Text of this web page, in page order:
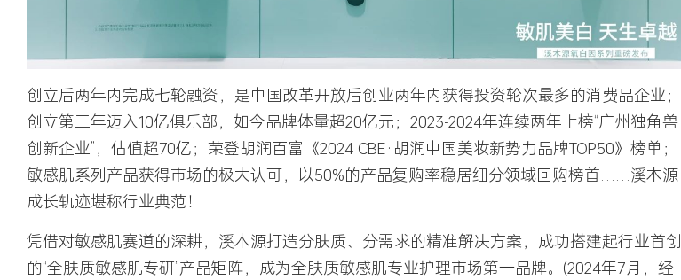
创立后两年内完成七轮融资，是中国改革开放后创业两年内获得投资轮次最多的消费品企业；
创立第三年迈入10亿俱乐部，如今品牌体量超20亿元；2023-2024年连续两年上榜“广州独角兽
创新企业”，估值超70亿；荣登胡润百富 《2024 CBE·胡润中国美妆新势力品牌TOP50》榜单；
敏感肌系列产品获得市场的极大认可，以50%的产品复购率稳居细分领域回购榜首……溪木源
成长轨迹堪称行业典范！
凭借对敏感肌赛道的深耕，溪木源打造分肤质、分需求的精准解决方案，成功搭建起行业首创
的“全肤质敏感肌专研”产品矩阵，成为全肤质敏感肌专业护理市场第一品牌。(2024年7月，经